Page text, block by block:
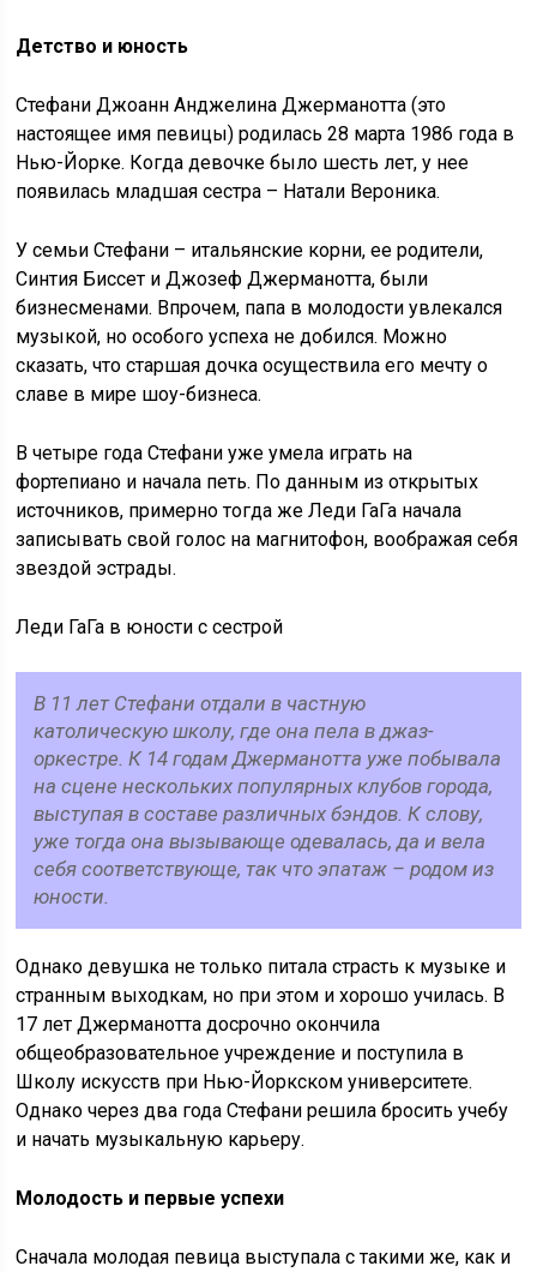
Детство и юность
Стефани Джоанн Анджелина Джерманотта (это
настоящее имя певицы) родилась 28 марта 1986 года в
Нью-Йорке. Когда девочке было шесть лет, у нее
появилась младшая сестра – Натали Вероника.
У семьи Стефани – итальянские корни, ее родители,
Синтия Биссет и Джозеф Джерманотта, были
бизнесменами. Впрочем, папа в молодости увлекался
музыкой, но особого успеха не добился. Можно
сказать, что старшая дочка осуществила его мечту о
славе в мире шоу-бизнеса.
В четыре года Стефани уже умела играть на
фортепиано и начала петь. По данным из открытых
источников, примерно тогда же Леди ГаГа начала
записывать свой голос на магнитофон, воображая себя
звездой эстрады.
Леди ГаГа в юности с сестрой
В 11 лет Стефани отдали в частную
католическую школу, где она пела в джаз-
оркестре. К 14 годам Джерманотта уже побывала
на сцене нескольких популярных клубов города,
выступая в составе различных бэндов. К слову,
уже тогда она вызывающе одевалась, да и вела
себя соответствующе, так что эпатаж – родом из
юности.
Однако девушка не только питала страсть к музыке и
странным выходкам, но при этом и хорошо училась. В
17 лет Джерманотта досрочно окончила
общеобразовательное учреждение и поступила в
Школу искусств при Нью-Йоркском университете.
Однако через два года Стефани решила бросить учебу
и начать музыкальную карьеру.
Молодость и первые успехи
Сначала молодая певица выступала с такими же, как и